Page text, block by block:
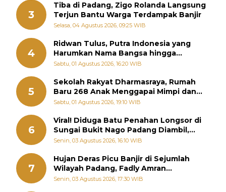
3
Tiba di Padang, Zigo Rolanda Langsung
Terjun Bantu Warga Terdampak Banjir
Selasa, 04 Agustus 2026, 09:25 WIB
4
Ridwan Tulus, Putra Indonesia yang
Harumkan Nama Bangsa hingga
Diabadikan dalam Buku Jepang
Sabtu, 01 Agustus 2026, 16:20 WIB
5
Sekolah Rakyat Dharmasraya, Rumah
Baru 268 Anak Menggapai Mimpi dan
Memutus Rantai Kemiskinan
Sabtu, 01 Agustus 2026, 19:10 WIB
6
Viral! Diduga Batu Penahan Longsor di
Sungai Bukit Nago Padang Diambil,
Warga Khawatir Bencana Terulang
Senin, 03 Agustus 2026, 16:10 WIB
7
Hujan Deras Picu Banjir di Sejumlah
Wilayah Padang, Fadly Amran
Perintahkan OPD Siaga
Senin, 03 Agustus 2026, 17:30 WIB